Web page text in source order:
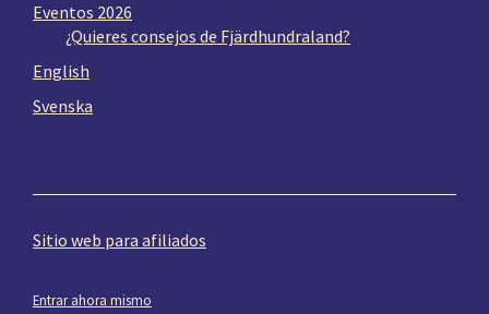
Eventos 2026
¿Quieres consejos de Fjärdhundraland?
English
Svenska
Sitio web para afiliados
Entrar ahora mismo